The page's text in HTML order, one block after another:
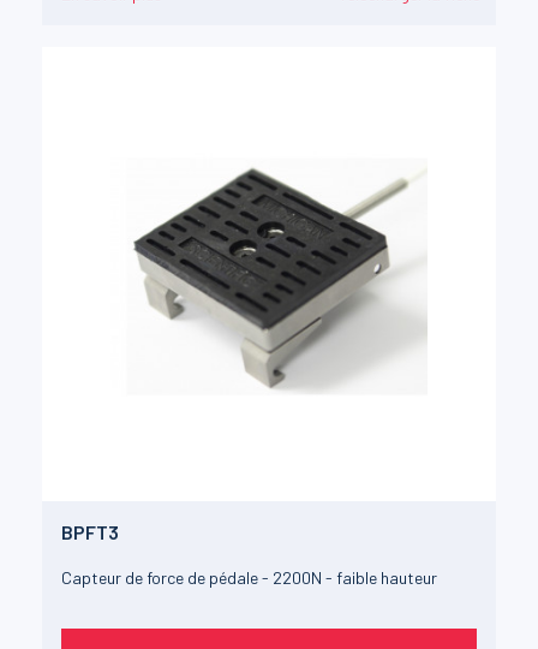
BPFT3
Capteur de force de pédale - 2200N - faible hauteur